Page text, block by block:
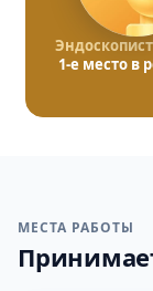
1-е место в
МЕСТА РАБОТЫ